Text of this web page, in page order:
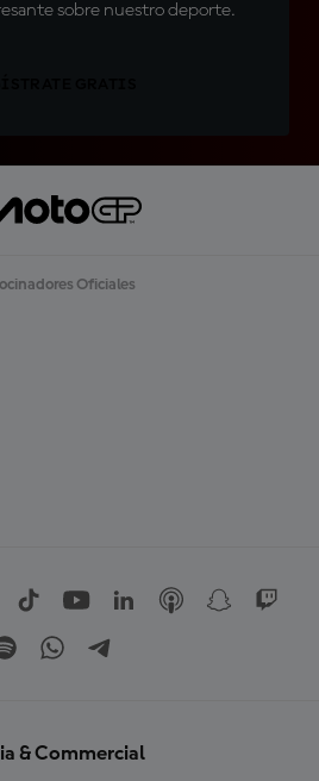
sobre nuestro deporte.
Oficiales
& Commercial